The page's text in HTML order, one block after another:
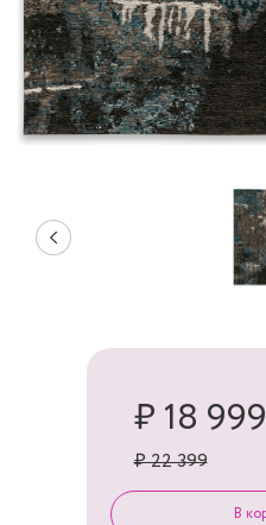
₽ 18 999
₽ 22 399